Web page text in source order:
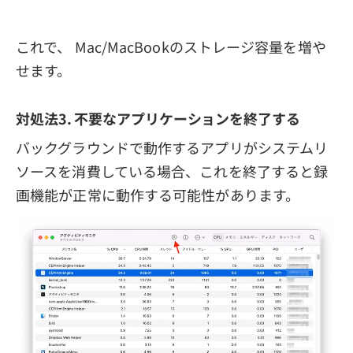
これで、 Mac/MacBookのストレージ容量を増や
せます。
対処法3. 不要なアプリケーションを終了する
バックグラウンドで動作するアプリがシステムリ
ソースを消費している場合、これを終了すると録
画機能が正常に動作する可能性があります。